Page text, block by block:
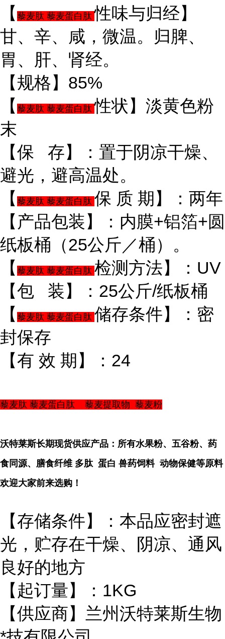
【 藜麦肽 藜麦蛋白肽性味与归经】
甘、辛、咸，微温。归脾、
胃、肝、肾经。
【规格】85%
【 藜麦肽 藜麦蛋白肽性状】淡黄色粉
末
【保 存】：置于阴凉干燥、
避光，避高温处。
【 藜麦肽 藜麦蛋白肽 保 质 期】：两年
【产品包装】：内膜+铝箔+圆
纸板桶（25公斤／桶）。
【 藜麦肽 藜麦蛋白肽 检测方法】：UV
【包 装】：25公斤/纸板桶
【 藜麦肽 藜麦蛋白肽 储存条件】：密
封保存
【有 效 期】：24
藜麦肽 藜麦蛋白肽 藜麦提取物 藜麦粉
沃特莱斯长期现货供应产品：所有水果粉、五谷粉、药
食同源、膳食纤维 多肽 蛋白 兽药饲料 动物保健等原料
欢迎大家前来选购！
【存储条件】：本品应密封遮
光，贮存在干燥、阴凉、通风
良好的地方
【起订量】：1KG
【供应商】兰州沃特莱斯生物